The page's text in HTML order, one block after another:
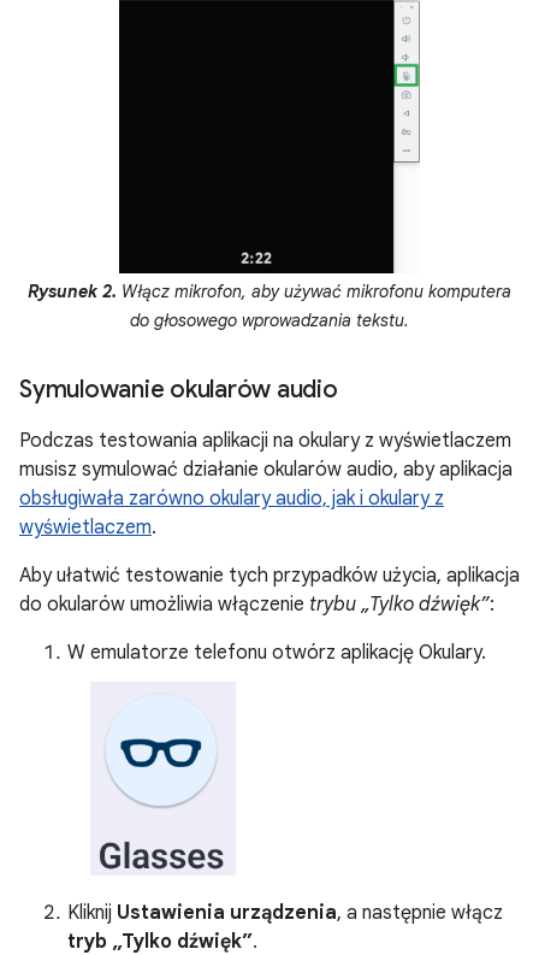
Rysunek 2. Włącz mikrofon, aby używać mikrofonu komputera
do głosowego wprowadzania tekstu.
Symulowanie okularów audio
Podczas testowania aplikacji na okulary z wyświetlaczem
musisz symulować działanie okularów audio, aby aplikacja
obsługiwała zarówno okulary audio, jak i okulary z
wyświetlaczem.
Aby ułatwić testowanie tych przypadków użycia, aplikacja
do okularów umożliwia włączenie trybu „Tylko dźwięk”:
W emulatorze telefonu otwórz aplikację Okulary.
Kliknij Ustawienia urządzenia, a następnie włącz
tryb „Tylko dźwięk”.